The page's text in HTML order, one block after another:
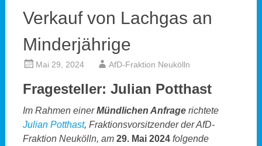
Verkauf von Lachgas an
Minderjährige
Mai 29, 2024 AfD-Fraktion Neukölln
Fragesteller: Julian Potthast
Im Rahmen einerMündlichen Anfragerichtete
Julian Potthast, Fraktionsvorsitzender der AfD-
Fraktion Neukölln, am 29. Mai 2024folgende